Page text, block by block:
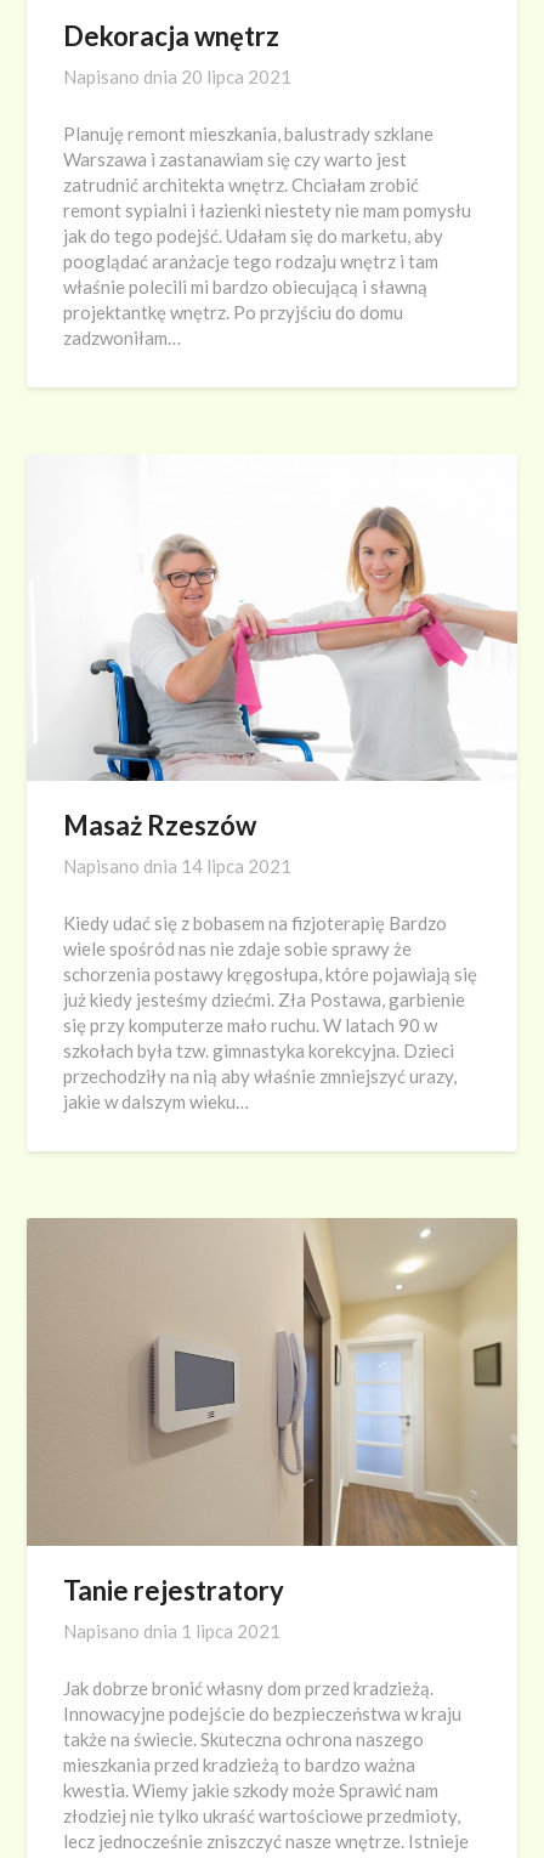
Dekoracja wnętrz
Napisano dnia 20 lipca 2021
Planuję remont mieszkania, balustrady szklane
Warszawa i zastanawiam się czy warto jest
zatrudnić architekta wnętrz. Chciałam zrobić
remont sypialni i łazienki niestety nie mam pomysłu
jak do tego podejść. Udałam się do marketu, aby
pooglądać aranżacje tego rodzaju wnętrz i tam
właśnie polecili mi bardzo obiecującą i sławną
projektantkę wnętrz. Po przyjściu do domu
zadzwoniłam…
Masaż Rzeszów
Napisano dnia 14 lipca 2021
Kiedy udać się z bobasem na fizjoterapię Bardzo
wiele spośród nas nie zdaje sobie sprawy że
schorzenia postawy kręgosłupa, które pojawiają się
już kiedy jesteśmy dziećmi. Zła Postawa, garbienie
się przy komputerze mało ruchu. W latach 90 w
szkołach była tzw. gimnastyka korekcyjna. Dzieci
przechodziły na nią aby właśnie zmniejszyć urazy,
jakie w dalszym wieku…
Tanie rejestratory
Napisano dnia 1 lipca 2021
Jak dobrze bronić własny dom przed kradzieżą.
Innowacyjne podejście do bezpieczeństwa w kraju
także na świecie. Skuteczna ochrona naszego
mieszkania przed kradzieżą to bardzo ważna
kwestia. Wiemy jakie szkody może Sprawić nam
złodziej nie tylko ukraść wartościowe przedmioty,
lecz jednocześnie zniszczyć nasze wnętrze. Istnieje